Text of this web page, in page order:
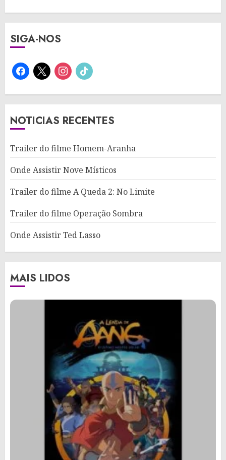
SIGA-NOS
facebook
x instagram
tiktok
NOTICIAS RECENTES
Trailer do filme Homem-Aranha
Onde Assistir Nove Místicos
Trailer do filme A Queda 2: No Limite
Trailer do filme Operação Sombra
Onde Assistir Ted Lasso
MAIS LIDOS